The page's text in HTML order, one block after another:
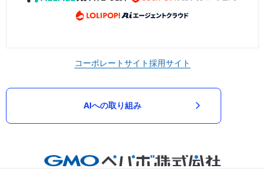
コーポレートサイト採用サイト
AIへの取り組み